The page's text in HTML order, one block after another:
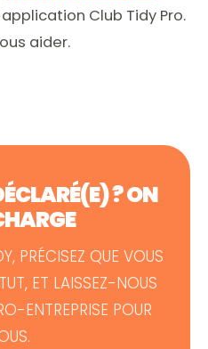
Club Tidy Pro.
aider.
? ON
PRÉCISEZ QUE VOUS
ET LAISSEZ-NOUS
ENTREPRISE POUR